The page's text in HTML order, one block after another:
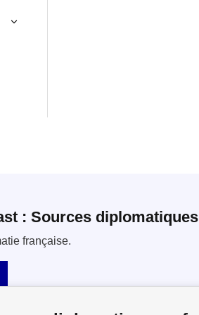
: Sources diplomatiques
française.